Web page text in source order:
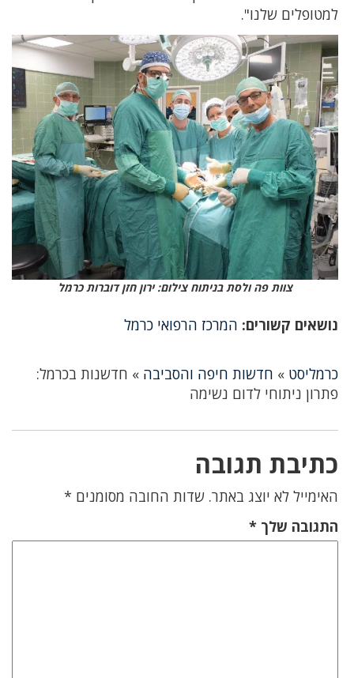
למטופלים שלנו".
צוות פה ולסת בניתוח צילום: ירון חזן דוברות כרמל
נושאים קשורים: המרכז הרפואי כרמל
כרמליסט » חדשות חיפה והסביבה » חדשנות בכרמל:
פתרון ניתוחי לדום נשימה
כתיבת תגובה
האימייל לא יוצג באתר. שדות החובה מסומנים *
התגובה שלך *